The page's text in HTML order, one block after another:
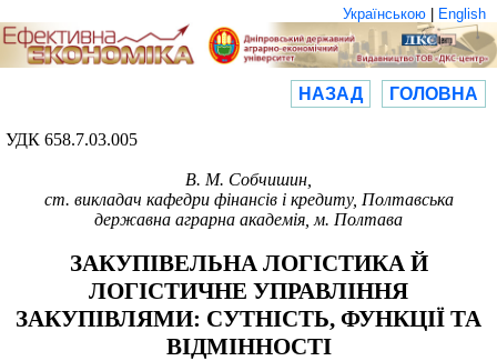
Українською English
НАЗАД ГОЛОВНА
УДК 658.7.03.005
В. М. Собчишин,
ст. викладач кафедри фінансів і кредиту, Полтавська
державна аграрна академія, м. Полтава
ЗАКУПІВЕЛЬНА ЛОГІСТИКА Й
ЛОГІСТИЧНЕ УПРАВЛІННЯ
ЗАКУПІВЛЯМИ: СУТНІСТЬ, ФУНКЦІЇ ТА
ВІДМІННОСТІ